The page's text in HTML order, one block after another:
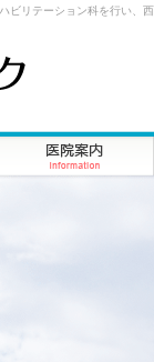
リテーション科を行い、